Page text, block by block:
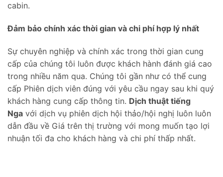
cabin.
Đảm bảo chính xác thời gian và chi phí hợp lý nhất
Sự chuyên nghiệp và chính xác trong thời gian cung
cấp của chúng tôi luôn được khách hành đánh giá cao
trong nhiều năm qua. Chúng tôi gần như có thể cung
cấp Phiên dịch viên đúng với yêu cầu ngay sau khi quý
khách hàng cung cấp thông tin. Dịch thuật tiếng
Nga với dịch vụ phiên dịch hội thảo/hội nghị luôn luôn
dẫn đầu về Giá trên thị trường với mong muốn tạo lợi
nhuận tối đa cho khách hàng và chi phí thấp nhất.